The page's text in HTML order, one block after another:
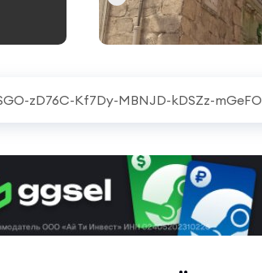
zD76C-Kf7Dy-MBNJD-kDSZz-mGeFO